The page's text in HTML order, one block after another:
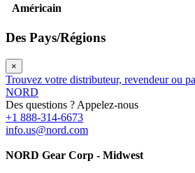
Américain
Des Pays/Régions
×
Trouvez votre distributeur, revendeur ou
NORD
Des questions ? Appelez-nous
+1 888-314-6673
info.us@nord.com
NORD Gear Corp - Midwest